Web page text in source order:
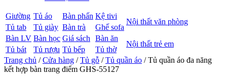
Giường Tủ áo Bàn phấn Kệ tivi
Nội thất văn phòng
Tủ tab Tủ giày Bàn trà
Ghế sofa
Bàn LV Bàn học Giá sách Bàn ăn
Nội thất trẻ em
Tủ bát Tủ rượu Tủ bếp
Tủ thờ
Trang chủ /Cửa hàng /Tủ gỗ /Tủ quần áo / Tủ quần áo đa năng
kết hợp bàn trang điểm GHS-55127